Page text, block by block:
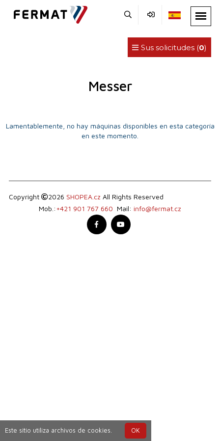
Sus solicitudes (0)
Messer
Lamentablemente, no hay máquinas disponibles en esta categoría
en este momento.
Copyright 2026 SHOPEA.cz All Rights Reserved
Mob.:+421 901 767 660 Mail: info@fermat.cz
Este sitio utiliza archivos de cookies. OK